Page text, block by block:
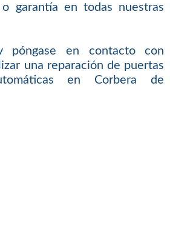
garantía en todas nuestras
póngase en contacto con
una reparación de puertas
en Corbera de